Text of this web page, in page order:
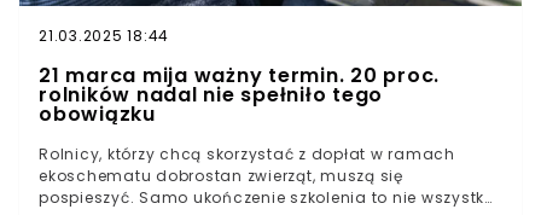
21.03.2025 18:44
21 marca mija ważny termin. 20 proc.
rolników nadal nie spełniło tego
obowiązku
Rolnicy, którzy chcą skorzystać z dopłat w ramach
ekoschematu dobrostan zwierząt, muszą się
pospieszyć. Samo ukończenie szkolenia to nie wszystko